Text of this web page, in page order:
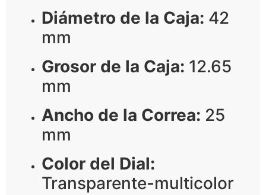
Diámetro de la Caja: 42
mm
Grosor de la Caja: 12.65
mm
Ancho de la Correa: 25
mm
Color del Dial:
Transparente-multicolor